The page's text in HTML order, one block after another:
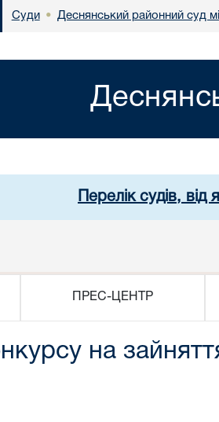
Суди • Деснянський районний суд
Перелік судів,
ПРЕС-ЦЕНТР
на